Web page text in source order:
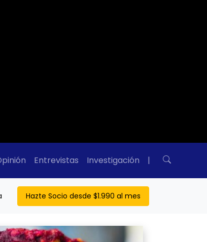
Entrevistas Investigación |
Hazte Socio desde $1.990 al mes